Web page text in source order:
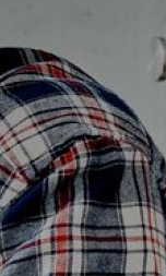
Våra varumärken